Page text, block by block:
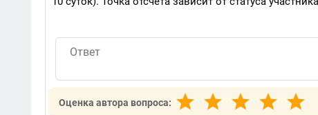
Оценка автора вопроса: